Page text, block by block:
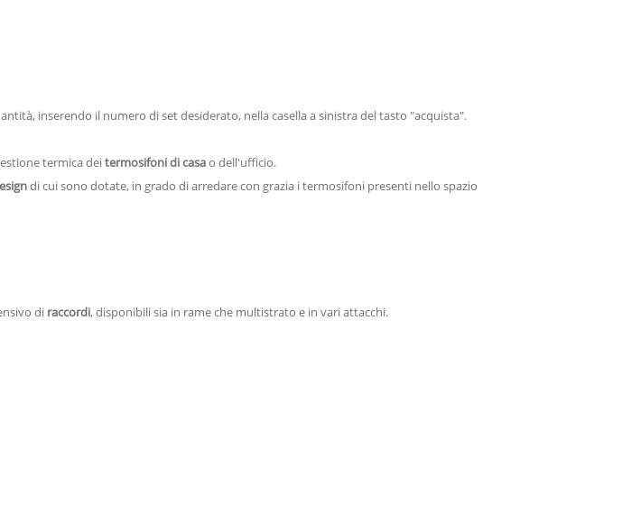
inserendo il numero di set desiderato, nella casella a sinistra del tasto "acquista".
termica deitermosifoni di casao dell'ufficio.
di cui sono dotate, in grado di arredare con grazia i termosifoni presenti nello spazio
di raccordi, disponibili sia in rame che multistrato e in vari attacchi.